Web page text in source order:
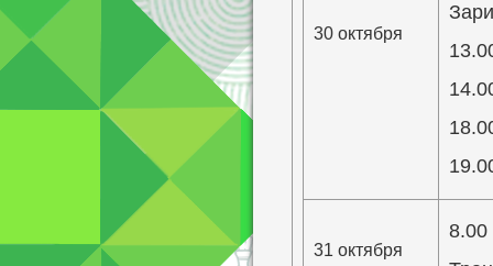
30 октября
31 октября
8.00